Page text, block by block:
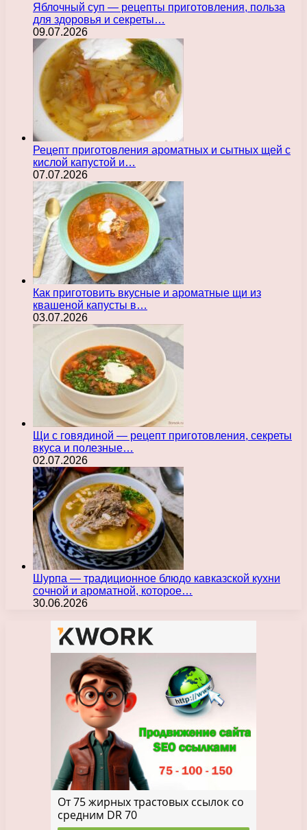
Яблочный суп — рецепты приготовления, польза
для здоровья и секреты…
09.07.2026
Рецепт приготовления ароматных и сытных щей с
кислой капустой и…
07.07.2026
Как приготовить вкусные и ароматные щи из
квашеной капусты в…
03.07.2026
Щи с говядиной — рецепт приготовления, секреты
вкуса и полезные…
02.07.2026
Шурпа — традиционное блюдо кавказской кухни
сочной и ароматной, которое…
30.06.2026